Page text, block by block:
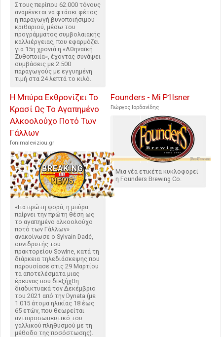
Στους περίπου 62.000 τόνους
αναμένεται να φτάσει φέτος
η παραγωγή βυνοποιήσιμου
κριθαριού, μέσω του
προγράμματος συμβολαιακής
καλλιέργειας, που εφαρμόζει
για 15η χρονιά η «Αθηναϊκή
Ζυθοποιία», έχοντας συνάψει
συμβάσεις με 2.500
παραγωγούς με εγγυημένη
τιμή στα 24 λεπτά το κιλό.
Η Μπύρα Εκθρονίζει Το
Κρασί Ως Το Αγαπημένο
Αλκοολούχο Ποτό Των
Γάλλων
fonimaleviziou.gr
«Για πρώτη φορά, η μπύρα
παίρνει την πρώτη θέση ως
το αγαπημένο αλκοολούχο
ποτό των Γάλλων»
ανακοίνωσε ο Sylvain Dadé,
συνιδρυτής του
πρακτορείου Sowine, κατά τη
διάρκεια τηλεδιάσκεψης που
παρουσίασε στις 29 Μαρτίου
τα αποτελέσματα μιας
έρευνας που διεξήχθη
διαδικτυακά τον Δεκέμβριο
του 2021 από την Dynata (με
1.015 άτομα ηλικίας 18 έως
65 ετών, που θεωρείται
αντιπροσωπευτικό του
γαλλικού πληθυσμού με τη
μέθοδο της ποσόστωσης).
Founders - Mi P1lsner
Γιώργος Ιορδανίδης
Μια νέα ετικέτα κυκλοφορεί
η Founders Brewing Co.